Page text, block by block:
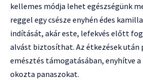
kellemes módja lehet egészségünk
reggel egy csésze enyhén édes
indítását, akár este, lefekvés előtt
alvást biztosíthat. Az étkezések után
emésztés támogatásában, enyhítve
okozta panaszokat.